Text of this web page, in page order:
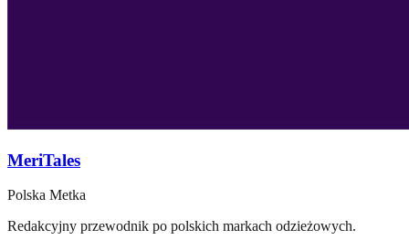
MeriTales
Polska Metka
Redakcyjny przewodnik po polskich markach odzieżowych.